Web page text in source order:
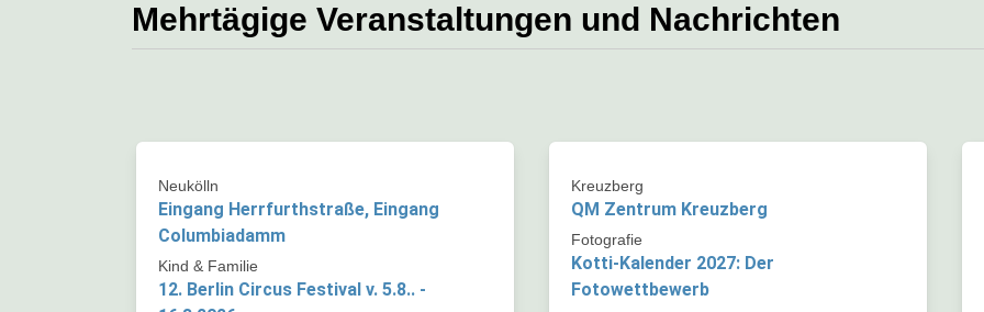
Mehrtägige Veranstaltungen und Nachrichten
Neukölln
Eingang Herrfurthstraße, Eingang
Columbiadamm
Kind & Familie
12. Berlin Circus Festival v. 5.8.. -
Kreuzberg
QM Zentrum Kreuzberg
Fotografie
Kotti-Kalender 2027: Der
Fotowettbewerb